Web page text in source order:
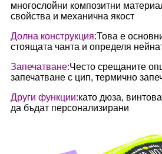
многослойни композитни
свойства и механична якост
Долна конструкция:Това е
стоящата чанта и определя
Запечатване:Често срещаните
запечатване с цип, термично
Други функции:като дюза,
да бъдат персонализирани